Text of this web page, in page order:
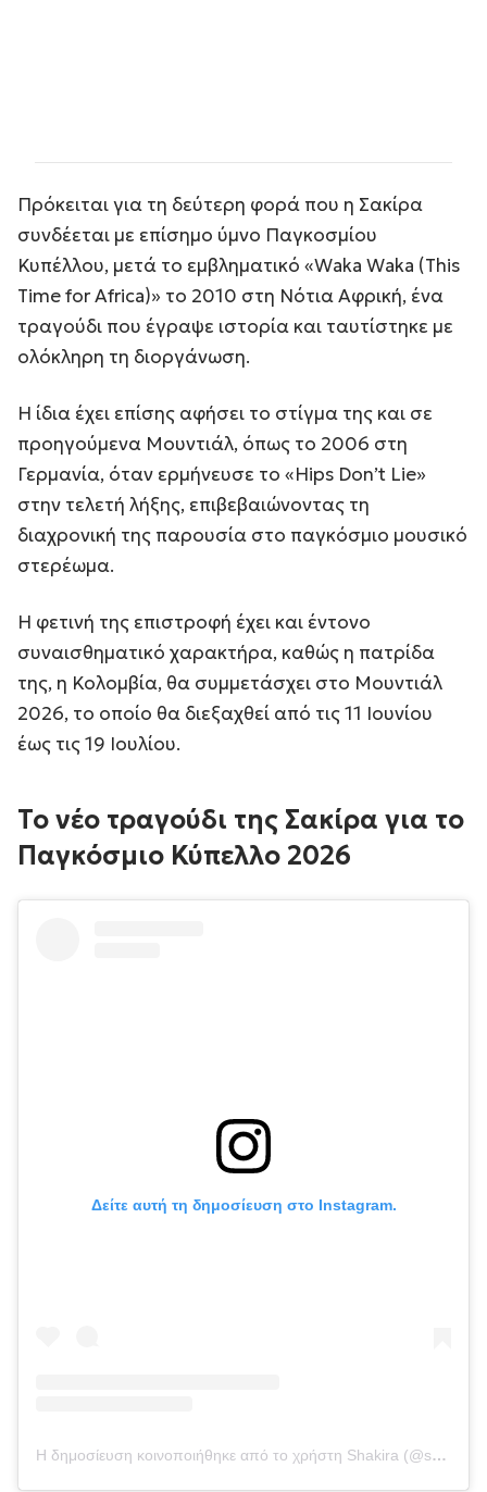
Πρόκειται για τη δεύτερη φορά που η Σακίρα
συνδέεται με επίσημο ύμνο Παγκοσμίου
Κυπέλλου, μετά το εμβληματικό «Waka Waka (This
Time for Africa)» το 2010 στη Νότια Αφρική, ένα
τραγούδι που έγραψε ιστορία και ταυτίστηκε με
ολόκληρη τη διοργάνωση.
Η ίδια έχει επίσης αφήσει το στίγμα της και σε
προηγούμενα Μουντιάλ, όπως το 2006 στη
Γερμανία, όταν ερμήνευσε το «Hips Don’t Lie»
στην τελετή λήξης, επιβεβαιώνοντας τη
διαχρονική της παρουσία στο παγκόσμιο μουσικό
στερέωμα.
Η φετινή της επιστροφή έχει και έντονο
συναισθηματικό χαρακτήρα, καθώς η πατρίδα
της, η Κολομβία, θα συμμετάσχει στο Μουντιάλ
2026, το οποίο θα διεξαχθεί από τις 11 Ιουνίου
έως τις 19 Ιουλίου.
Το νέο τραγούδι της Σακίρα για το
Παγκόσμιο Κύπελλο 2026
Δείτε αυτή τη δημοσίευση στο Instagram.
Η δημοσίευση κοινοποιήθηκε από το χρήστη Shakira (@shakira)